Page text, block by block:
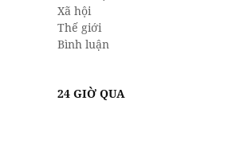
Xã hội
Thế giới
Bình luận
24 GIỜ QUA